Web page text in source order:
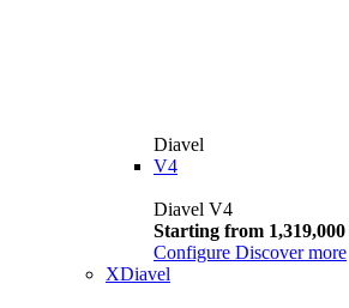
Diavel
V4
Diavel V4
Starting from
Configure Discover more
XDiavel